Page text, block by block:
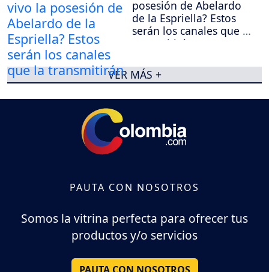
posesión de Abelardo
de la Espriella? Estos
serán los canales que la
transmitirán
VER MÁS +
PAUTA CON NOSOTROS
Somos la vitrina perfecta para ofrecer tus
productos y/o servicios